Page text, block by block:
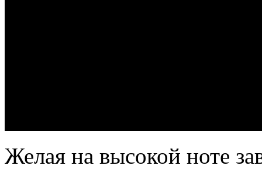
Желая на высокой ноте